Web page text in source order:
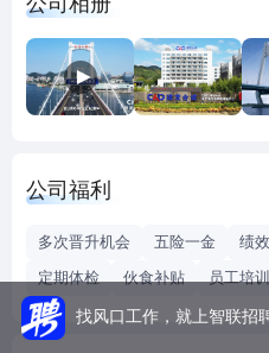
阶段、一体化的工程技术服务
务优化、科学管理，在业内树
通建设优秀监理企业（第一等
20年先进企业、全国守合同重
焦“工程咨询”与“工程施工”双轮
加固和应急抢险等业务，全面
政房建等专业领域。
公司福利
多次晋升机会 五险一金 绩
定期体检
伙食补贴 员工培训
找风口工作，就上智联招